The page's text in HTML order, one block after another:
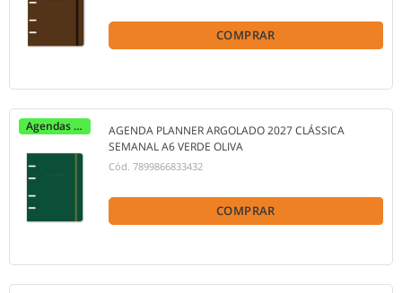
COMPRAR
Agendas 2027
AGENDA PLANNER ARGOLADO 2027 CLÁSSICA
SEMANAL A6 VERDE OLIVA
Cód. 7899866833432
COMPRAR